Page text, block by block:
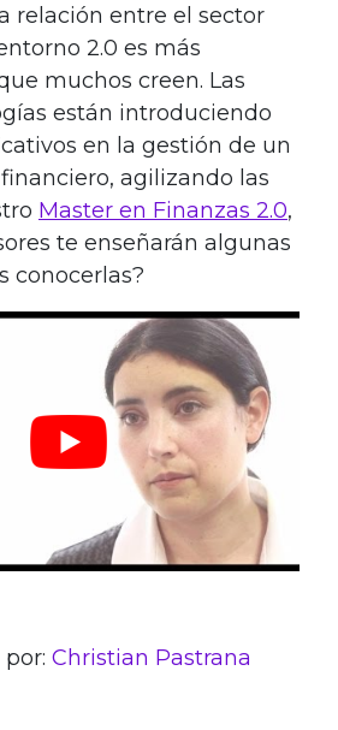
relación entre el sector
2.0 es más
muchos creen. Las
están introduciendo
en la gestión de un
agilizando las
Master en Finanzas 2.0,
te enseñarán algunas
conocerlas?
Christian Pastrana